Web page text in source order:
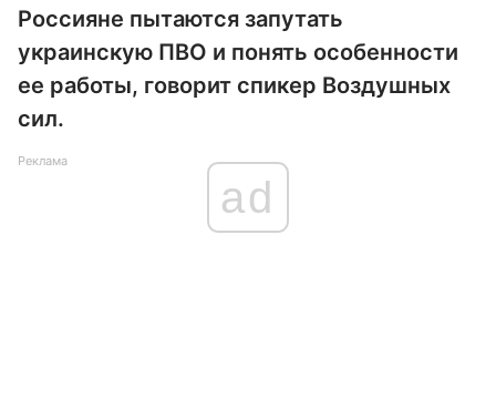
Россияне пытаются запутать
украинскую ПВО и понять особенности
ее работы, говорит спикер Воздушных
сил.
Реклама
ad